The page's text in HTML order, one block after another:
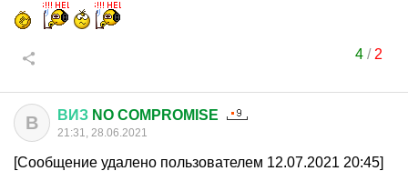
4/ 2
В ВИЗ NO COMPROMISE
21:31, 28.06.2021
[Сообщение удалено пользователем 12.07.2021 20:45]